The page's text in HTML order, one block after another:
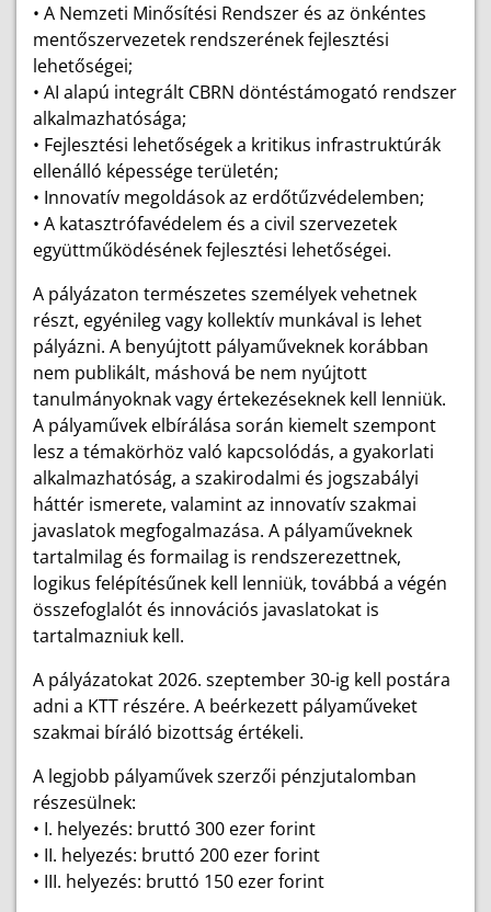
• A Nemzeti Minősítési Rendszer és az önkéntes
mentőszervezetek rendszerének fejlesztési
lehetőségei;
• AI alapú integrált CBRN döntéstámogató rendszer
alkalmazhatósága;
• Fejlesztési lehetőségek a kritikus infrastruktúrák
ellenálló képessége területén;
• Innovatív megoldások az erdőtűzvédelemben;
• A katasztrófavédelem és a civil szervezetek
együttműködésének fejlesztési lehetőségei.
A pályázaton természetes személyek vehetnek
részt, egyénileg vagy kollektív munkával is lehet
pályázni. A benyújtott pályaműveknek korábban
nem publikált, máshová be nem nyújtott
tanulmányoknak vagy értekezéseknek kell lenniük.
A pályaművek elbírálása során kiemelt szempont
lesz a témakörhöz való kapcsolódás, a gyakorlati
alkalmazhatóság, a szakirodalmi és jogszabályi
háttér ismerete, valamint az innovatív szakmai
javaslatok megfogalmazása. A pályaműveknek
tartalmilag és formailag is rendszerezettnek,
logikus felépítésűnek kell lenniük, továbbá a végén
összefoglalót és innovációs javaslatokat is
tartalmazniuk kell.
A pályázatokat 2026. szeptember 30-ig kell postára
adni a KTT részére. A beérkezett pályaműveket
szakmai bíráló bizottság értékeli.
A legjobb pályaművek szerzői pénzjutalomban
részesülnek:
• I. helyezés: bruttó 300 ezer forint
• II. helyezés: bruttó 200 ezer forint
• III. helyezés: bruttó 150 ezer forint